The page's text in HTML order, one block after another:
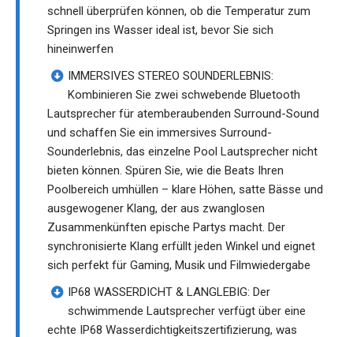
schnell überprüfen können, ob die Temperatur zum
Springen ins Wasser ideal ist, bevor Sie sich
hineinwerfen
IMMERSIVES STEREO SOUNDERLEBNIS:
Kombinieren Sie zwei schwebende Bluetooth
Lautsprecher für atemberaubenden Surround-Sound
und schaffen Sie ein immersives Surround-
Sounderlebnis, das einzelne Pool Lautsprecher nicht
bieten können. Spüren Sie, wie die Beats Ihren
Poolbereich umhüllen – klare Höhen, satte Bässe und
ausgewogener Klang, der aus zwanglosen
Zusammenkünften epische Partys macht. Der
synchronisierte Klang erfüllt jeden Winkel und eignet
sich perfekt für Gaming, Musik und Filmwiedergabe
IP68 WASSERDICHT & LANGLEBIG: Der
schwimmende Lautsprecher verfügt über eine
echte IP68 Wasserdichtigkeitszertifizierung, was